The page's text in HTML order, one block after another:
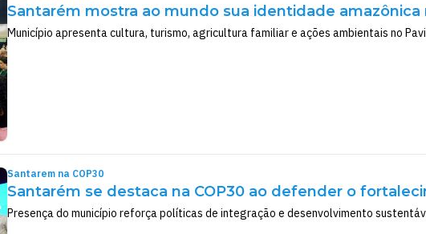
Santarém mostra ao mundo sua identidade amazônica
Município apresenta cultura, turismo, agricultura familiar e ações ambientais no
Santarem na COP30
Santarém se destaca na COP30 ao defender o
Presença do município reforça políticas de integração e desenvolvimento